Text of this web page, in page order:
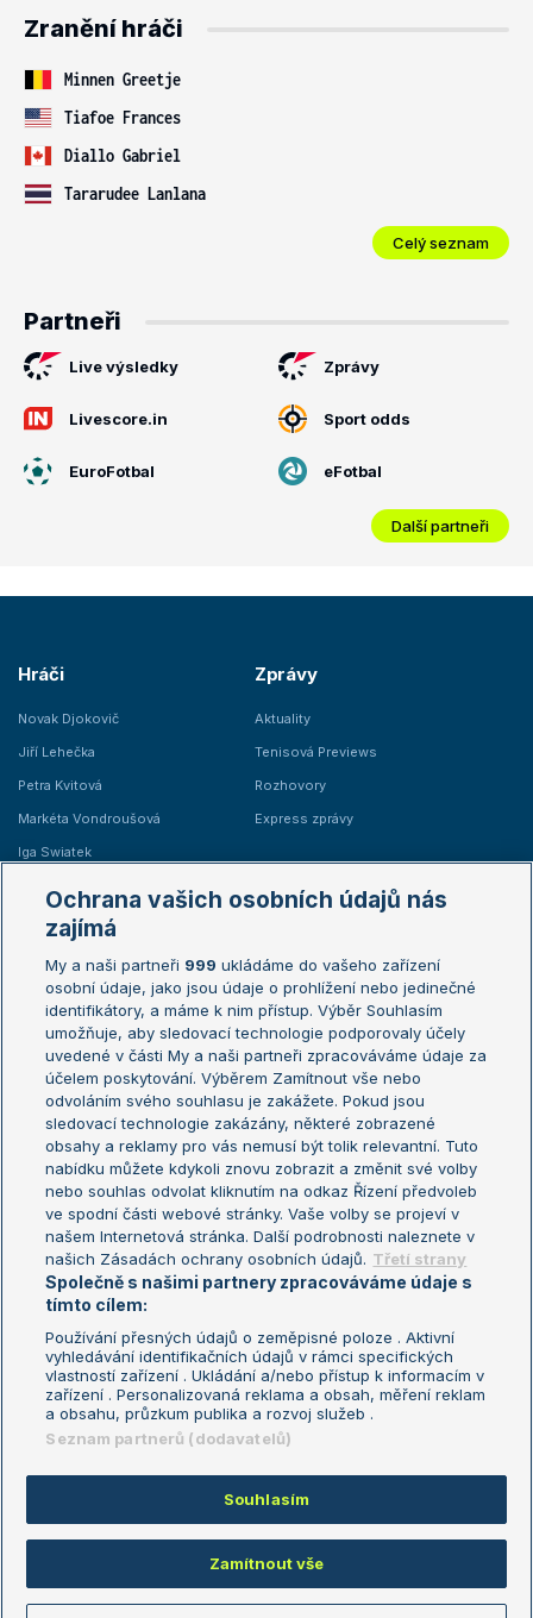
Zranění hráči
Minnen Greetje
Tiafoe Frances
Diallo Gabriel
Tararudee Lanlana
Celý seznam
Partneři
Live výsledky Zprávy
Livescore.in Sport odds
EuroFotbal eFotbal
Další partneři
Hráči
Novak Djokovič
Jiří Lehečka
Petra Kvitová
Markéta Vondroušová
Iga Swiatek
Zprávy
Aktuality
Tenisová Previews
Rozhovory
Express zprávy
Žebříčky
Žebříček ATP (muži)
Žebříček WTA (ženy)
Sázkařský žebříček
Australian Open
French Open
Wimbledon
US Open
Turnaj mistrů
Turnaj mistryň
Aktualní trendy
Fotbalové přestupy
Livesport Daily
LS Prague Open
Podmínky užití
Nastavení soukromí
GDPR a žurnalistika
Reklama
Kontakt
Informace o zpracování osobních
údajů
Copyright © 2008-2026 TenisPortal.cz. Využíváme zpravodajství ČTK.
Ochrana vašich osobních údajů nás
zajímá
My a naši partneři 999 ukládáme do vašeho zařízení
osobní údaje, jako jsou údaje o prohlížení nebo jedinečné
identifikátory, a máme k nim přístup. Výběr Souhlasím
umožňuje, aby sledovací technologie podporovaly účely
uvedené v části My a naši partneři zpracováváme údaje za
účelem poskytování. Výběrem Zamítnout vše nebo
odvoláním svého souhlasu je zakážete. Pokud jsou
sledovací technologie zakázány, některé zobrazené
obsahy a reklamy pro vás nemusí být tolik relevantní. Tuto
nabídku můžete kdykoli znovu zobrazit a změnit své volby
nebo souhlas odvolat kliknutím na odkaz Řízení předvoleb
ve spodní části webové stránky. Vaše volby se projeví v
našem Internetová stránka. Další podrobnosti naleznete v
našich Zásadách ochrany osobních údajů. Třetí strany
Společně s našimi partnery zpracováváme údaje s
tímto cílem:
Používání přesných údajů o zeměpisné poloze . Aktivní
vyhledávání identifikačních údajů v rámci specifických
vlastností zařízení . Ukládání a/nebo přístup k informacím v
zařízení . Personalizovaná reklama a obsah, měření reklam
a obsahu, průzkum publika a rozvoj služeb .
Seznam partnerů (dodavatelů)
Souhlasím
Zamítnout vše